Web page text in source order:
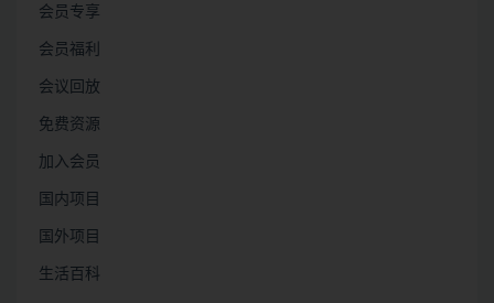
会员专享
会员福利
会议回放
免费资源
加入会员
国内项目
国外项目
生活百科